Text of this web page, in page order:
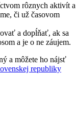
rôznych aktivít a
či už časovom
a dopĺňať, ak sa
a je o ne záujem.
a môžete ho nájsť
republiky